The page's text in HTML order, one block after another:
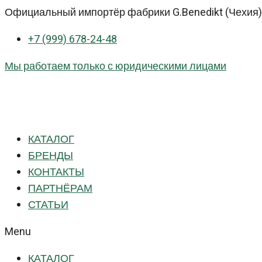
Перейти
контенту
Официальный импортёр фабрики G.Benedikt
+7 (999) 678-24-48
Мы работаем только с юридическими лицами
КАТАЛОГ
БРЕНДЫ
КОНТАКТЫ
ПАРТНЁРАМ
СТАТЬИ
Menu
КАТАЛОГ